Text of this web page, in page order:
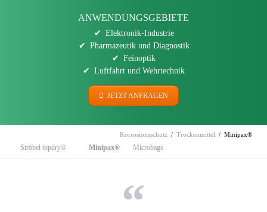
ANWENDUNGSGEBIETE
Elektronik-Industrie
Pharmazeutik und Diagnostik
Feinoptik
Luftfahrt und Wehrtechnik
JETZT ANFRAGEN
Korrosionsschutz Trockenmittel Minipax®
Navigation
Ströbel topdry® Minipax® Microbags